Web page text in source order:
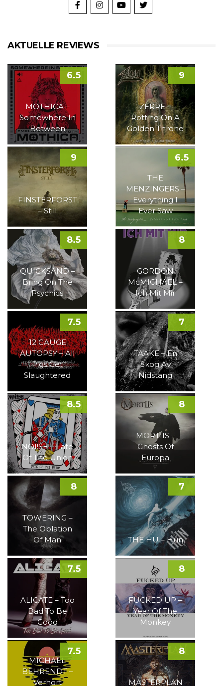
AKTUELLE REVIEWS
MOTHICA –
Somewhere In
Between
6.5
ZERRE –
Rotting On A
Golden Throne
9
FINSTERFORST
– Still
9
THE
MENZINGERS –
Everything I
Ever Saw
6.5
QUICKSAND –
Bring On The
Psychics
8.5
GORDON
McMICHAEL –
Ich Mit Mir
8
12 GAUGE
AUTOPSY – All
Pigs Get
Slaughtered
7.5
TAAKE – En
Skog Av
Nidstang
7
NOI!SE – Fate
Of The Union
8.5
MORTIIS –
Ghosts Of
Europa
8
TOWERING –
The Oblation
Of Man
8
THE HU – Hun
7
ALICATE – Too
Bad To Be
Good
7.5
FUCKED UP –
Year Of The
Monkey
8
MICHAEL
BEHRENDT –
Verhört
7.5
MASTERPLAN
8